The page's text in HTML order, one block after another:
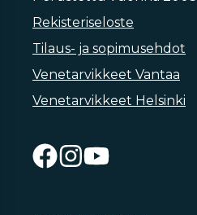
Rekisteriseloste
Tilaus- ja sopimusehdot
Venetarvikkeet Vantaa
Venetarvikkeet Helsinki